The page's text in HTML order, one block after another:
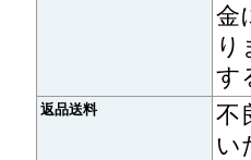
金
り
す
返品送料
不
い